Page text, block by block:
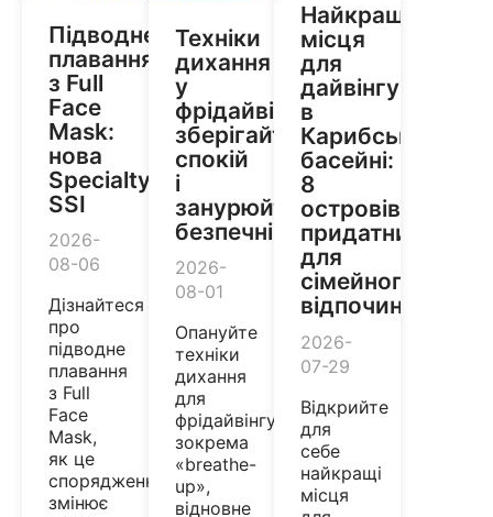
Підводне
плавання
з Full
Face
Mask:
нова
Specialty
SSI
2026-
08-06
Дізнайтеся
про
підводне
плавання
з Full
Face
Mask,
як це
спорядження
змінює
Техніки
дихання
у
фрідайвінгу:
зберігайте
спокій
і
занурюйтеся
безпечніше
2026-
08-01
Опануйте
техніки
дихання
для
фрідайвінгу,
зокрема
«breathe-
up»,
відновне
Найкращі
місця
для
дайвінгу
в
Карибському
басейні:
8
островів,
придатних
для
сімейного
відпочинку
2026-
07-29
Відкрийте
для
себе
найкращі
місця